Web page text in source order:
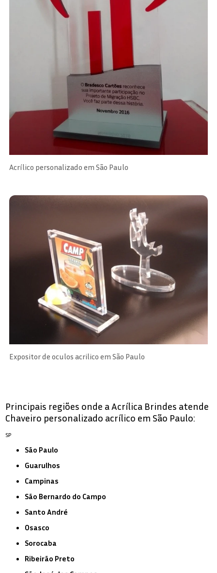
Acrílico personalizado em São Paulo
Expositor de oculos acrilico em São Paulo
Principais regiões onde a Acrílica Brindes atende
Chaveiro personalizado acrílico em São Paulo:
SP
São Paulo
Guarulhos
Campinas
São Bernardo do Campo
Santo André
Osasco
Sorocaba
Ribeirão Preto